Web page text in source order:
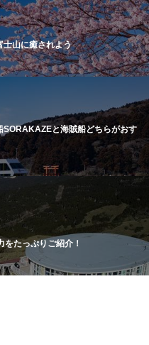
士山に癒されよう
と海賊船どちらがおす
をたっぷりご紹介！